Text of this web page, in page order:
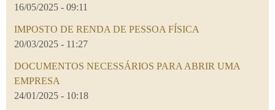
16/05/2025 - 09:11
IMPOSTO DE RENDA DE PESSOA FÍSICA
20/03/2025 - 11:27
DOCUMENTOS NECESSÁRIOS PARA ABRIR UMA
EMPRESA
24/01/2025 - 10:18